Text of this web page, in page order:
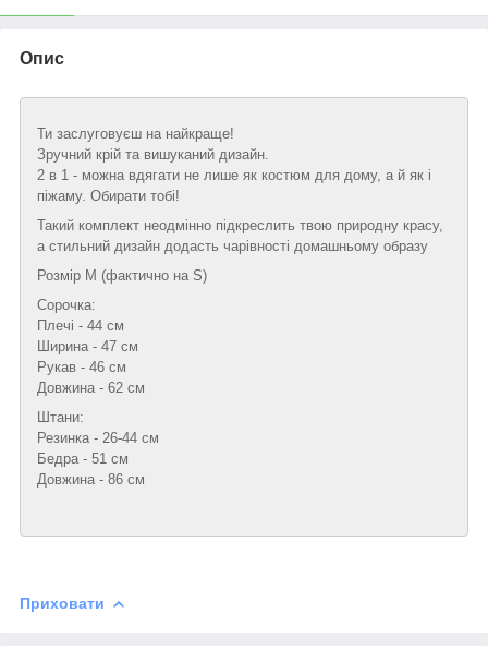
Опис
Ти заслуговуєш на найкраще!
Зручний крій та вишуканий дизайн.
2 в 1 - можна вдягати не лише як костюм для дому, а й як і
піжаму. Обирати тобі!
Такий комплект неодмінно підкреслить твою природну красу,
а стильний дизайн додасть чарівності домашньому образу
Розмір М (фактично на S)
Сорочка:
Плечі - 44 см
Ширина - 47 см
Рукав - 46 см
Довжина - 62 см
Штани:
Резинка - 26-44 см
Бедра - 51 см
Довжина - 86 см
Приховати